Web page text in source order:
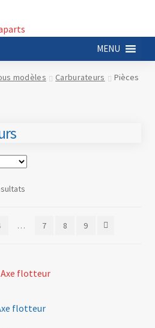
MENU
modèles Carburateurs
Pièces
… 7 8 9
flotteur